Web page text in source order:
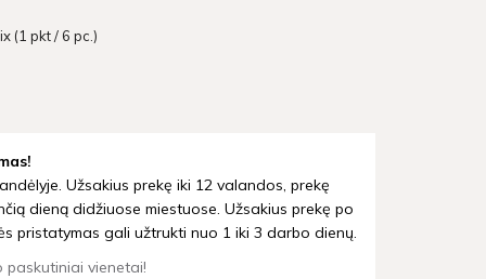
(1 pkt / 6 pc.)
Užsakius prekę iki 12 valandos, prekę
dieną didžiuose miestuose. Užsakius prekę po
pristatymas gali užtrukti nuo 1 iki 3 darbo dienų.
paskutiniai vienetai!